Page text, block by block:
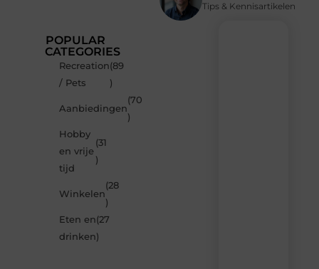
Tips & Kennisartikelen
POPULAR
CATEGORIES
Recreation
/ Pets
(89
)
Aanbiedingen
(70
)
Hobby
en vrije
tijd
(31
)
Winkelen
(28
)
Eten en
drinken
(27
)